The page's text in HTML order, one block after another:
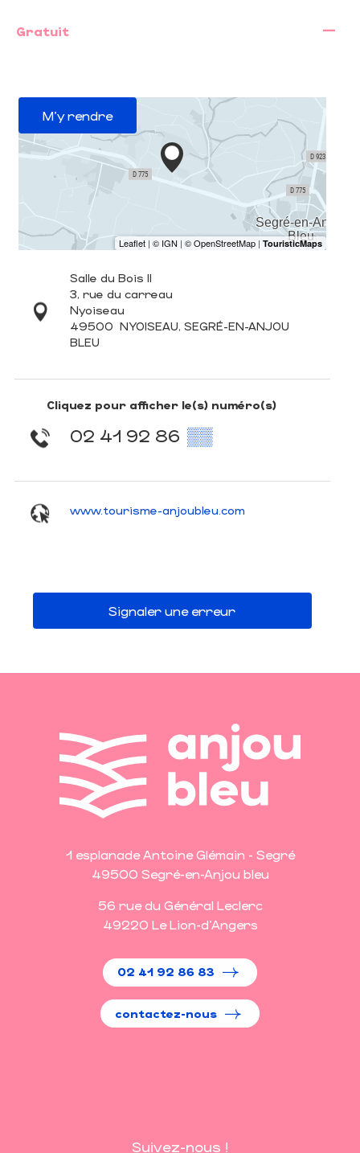
Gratuit —
M'y rendre
Salle du Bois II
3, rue du carreau
Nyoiseau
49500 NYOISEAU, SEGRÉ-EN-ANJOU
BLEU
Cliquez pour afficher le(s) numéro(s)
02 41 92 86 ▒▒
www.tourisme-anjoubleu.com
Signaler une erreur
1 esplanade Antoine Glémain - Segré
49500 Segré-en-Anjou bleu
56 rue du Général Leclerc
49220 Le Lion-d'Angers
02 41 92 86 83
contactez-nous
Suivez-nous !